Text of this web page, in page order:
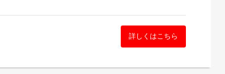
詳しくはこちら